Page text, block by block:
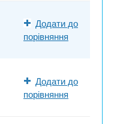
Додати до
порівняння
Додати до
порівняння